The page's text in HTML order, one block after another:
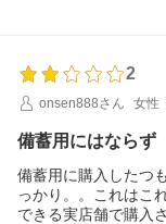
2
onsen888さん
女性
備蓄用にはならず
備蓄用に購入したつ
っかり。。これはこ
できる実店舗で購入